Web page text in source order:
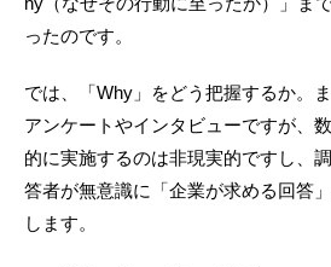
ったのです。
では、「Why」をどう把握するか。
アンケートやインタビューですが、
的に実施するのは非現実的ですし、
答者が無意識に「企業が求める回答
します。